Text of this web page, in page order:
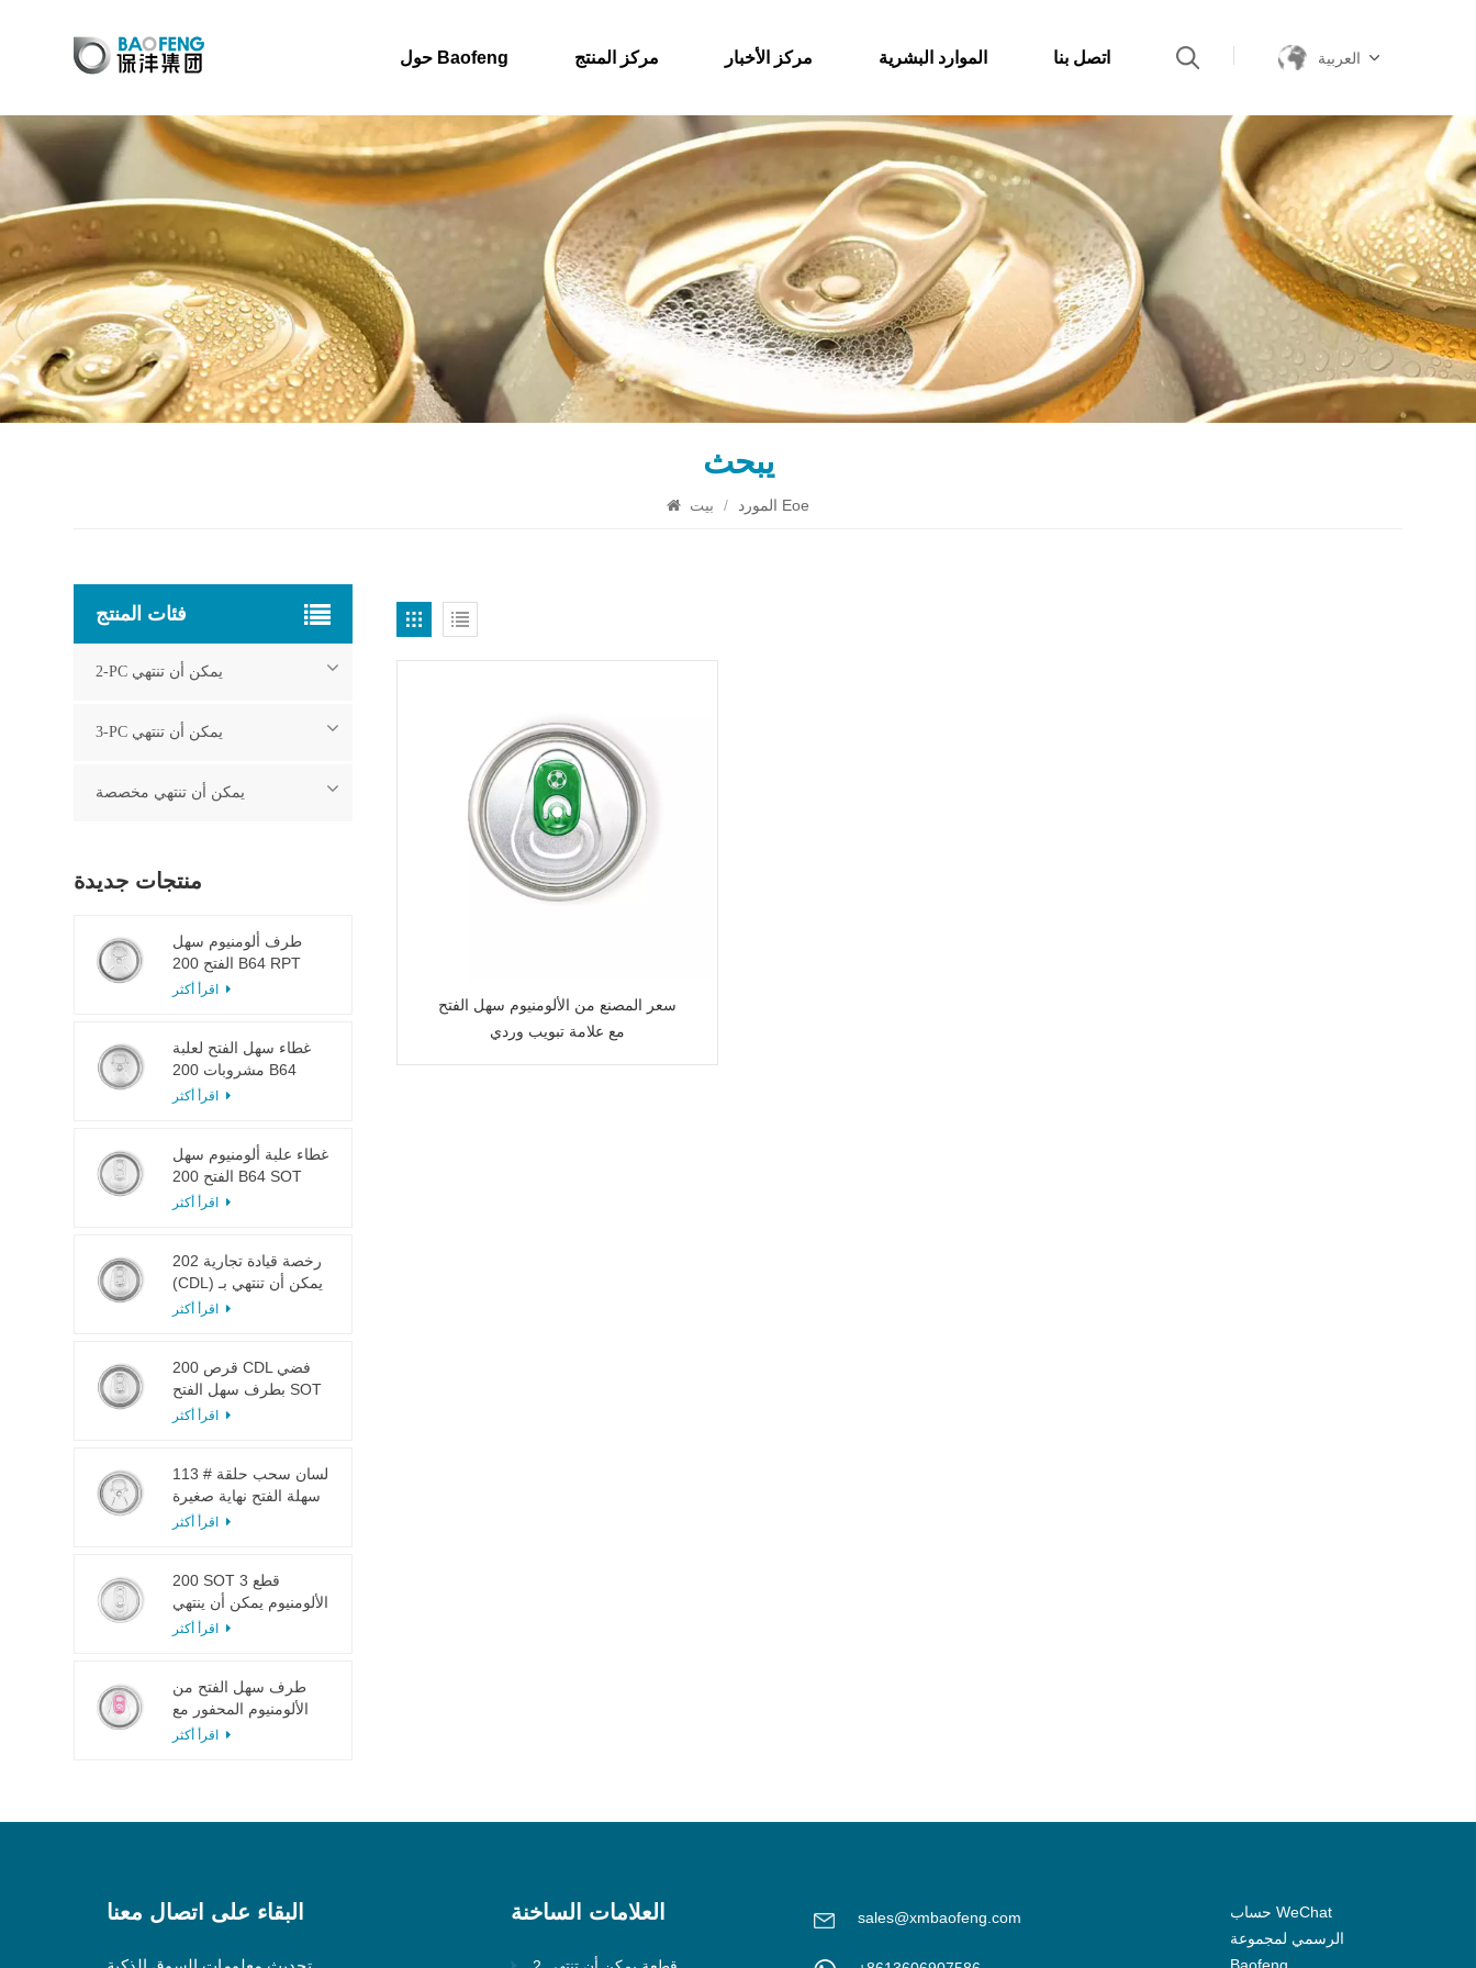
حول Baofeng مركز المنتج مركز الأخبار الموارد البشرية اتصل بنا العربية
يبحث
/ المورد Eoe
سعر المصنع من الألومنيوم سهل الفتح
مع علامة تبويب وردي
فئات المنتج
2-PC يمكن أن تنتهي
3-PC يمكن أن تنتهي
يمكن أن تنتهي مخصصة
منتجات جديدة
طرف ألومنيوم سهل
الفتح 200 B64 RPT
LOE
غطاء سهل الفتح لعلبة
مشروبات 200 B64
غطاء علبة ألومنيوم سهل
الفتح 200 B64 SOT
LOE
202 رخصة قيادة تجارية
(CDL) يمكن أن تنتهي بـ
SOT LOE فضي خفيف
200 قرص CDL فضي
بطرف سهل الفتح SOT
LOE إيبوكسي
113 # لسان سحب حلقة
سهلة الفتح نهاية صغيرة
لعصير الفاكهة
200 SOT 3 قطع
الألومنيوم يمكن أن ينتهي
لتعليب الطعام والشراب
طرف سهل الفتح من
الألومنيوم المحفور مع
لسان وردي
البقاء على اتصال معنا العلامات الساخنة sales@xmbaofeng.com
حساب WeChat
الرسمي لمجموعة
Baofeng